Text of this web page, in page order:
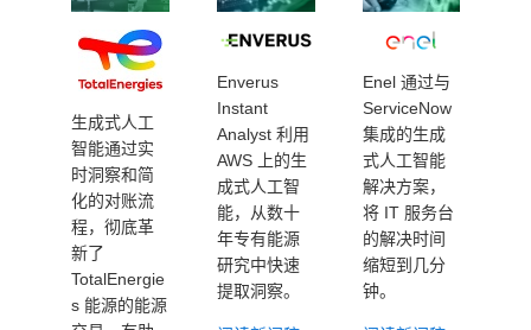
生成式人工
智能通过实
时洞察和简
化的对账流
程，彻底革
新了
TotalEnergie
s 能源的能源
Enverus
Instant
Analyst 利用
AWS 上的生
成式人工智
能，从数十
年专有能源
研究中快速
提取洞察。
Enel 通过与
ServiceNow
集成的生成
式人工智能
解决方案，
将 IT 服务台
的解决时间
缩短到几分
钟。